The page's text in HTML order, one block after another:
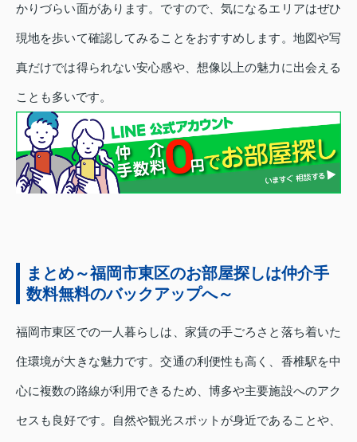
かりづらい面があります。ですので、気になるエリアはぜひ
現地を歩いて確認してみることをおすすめします。地図や写
真だけでは得られない安心感や、想像以上の魅力に出会える
ことも多いです。
まとめ～福岡市東区のお部屋探しは仲介手
数料無料のバックアップへ～
福岡市東区での一人暮らしは、家賃の手ごろさと落ち着いた
住環境が大きな魅力です。交通の利便性も高く、香椎駅を中
心に複数の路線が利用できるため、博多や主要施設へのアク
セスも良好です。自然や観光スポットが身近であることや、